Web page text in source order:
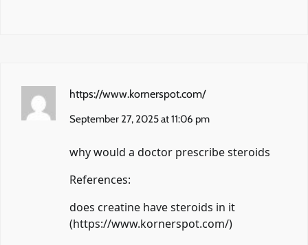
https://www.kornerspot.com/
September 27, 2025 at 11:06 pm
why would a doctor prescribe steroids
References:
does creatine have steroids in it
(https://www.kornerspot.com/)